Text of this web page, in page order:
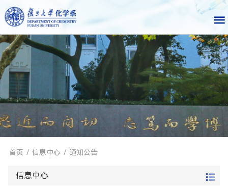
首页 / 信息中心 / 通知公告
信息中心